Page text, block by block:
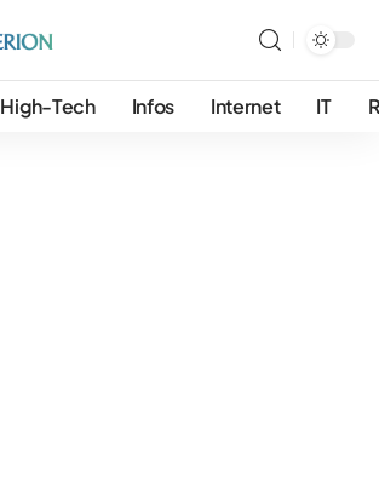
High-Tech Infos Internet IT